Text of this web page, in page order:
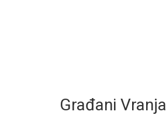
Građani Vranja